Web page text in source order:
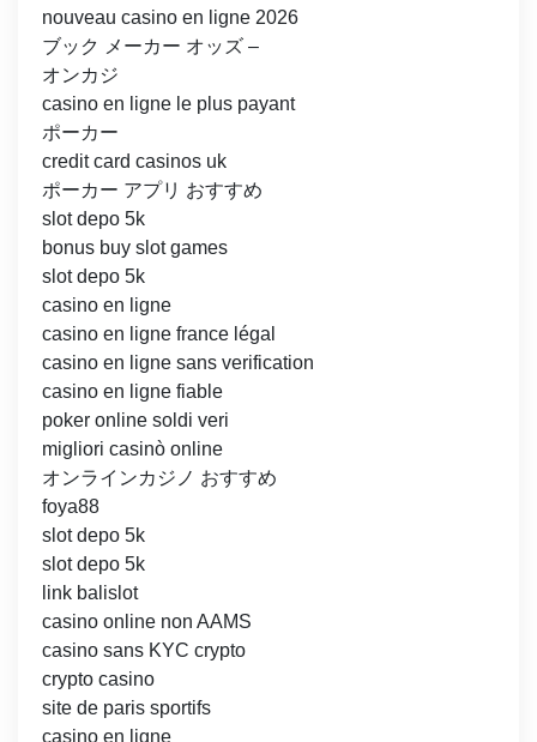
nouveau casino en ligne 2026
ブック メーカー オッズ –
オンカジ
casino en ligne le plus payant
ポーカー
credit card casinos uk
ポーカー アプリ おすすめ
slot depo 5k
bonus buy slot games
slot depo 5k
casino en ligne
casino en ligne france légal
casino en ligne sans verification
casino en ligne fiable
poker online soldi veri
migliori casinò online
オンラインカジノ おすすめ
foya88
slot depo 5k
slot depo 5k
link balislot
casino online non AAMS
casino sans KYC crypto
crypto casino
site de paris sportifs
casino en ligne